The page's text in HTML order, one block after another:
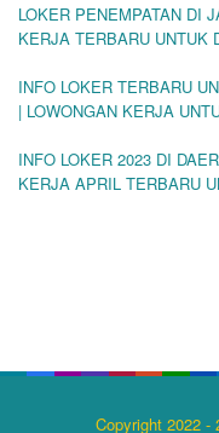
LOKER PENEMPATAN DI
KERJA TERBARU UNTUK
INFO LOKER TERBARU
| LOWONGAN KERJA
INFO LOKER 2023 DI
KERJA APRIL TERBARU
Copyright 2022 -